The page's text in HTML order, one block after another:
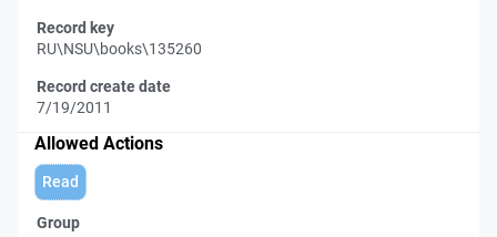
Record key
RU\NSU\books\135260
Record create date
7/19/2011
Allowed Actions
Read
Group